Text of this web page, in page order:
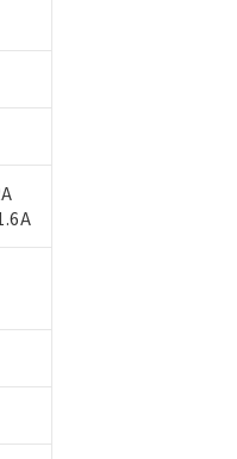
オムロン制御機器販売店・
確認ください。
開示しないようお願いしま
メンバーズにご登録され
社および当社の共同利用者
利用することをご了承くだ
利用者の範囲」に記載されて
。
す。
ニルエーテル類) : 1000ppm、
ルベンジル) : 1000ppm、
影響を及ぼさない年数を意
（以下｢規制貨物等」とい
武器並びにこれらの製造装
当該第三者に通知します。
ある場合は、取り引きをい
客様担当のオムロン制御